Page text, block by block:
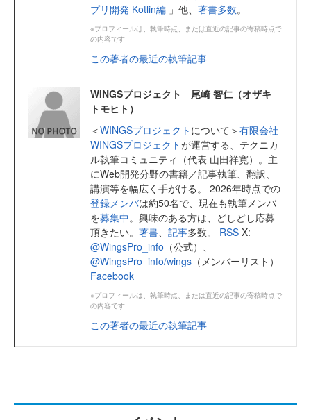
プリ開発 Kotlin編 」他、 著書多数。
※プロフィールは、執筆時点、または直近の記事の寄稿時点で
の内容です
この著者の最近の執筆記事
WINGSプロジェクト 尾崎 智仁（オザキ
トモヒト）
＜WINGSプロジェクト について＞有限会社
WINGSプロジェクトが運営する、テクニカ
ル執筆コミュニティ（代表 山田祥寛）。主
にWeb開発分野の書籍／記事執筆、翻訳、
講演等を幅広く手がける。 2026年時点での
登録メンバは約50名で、現在も執筆メンバ
を募集中。興味のある方は、どしどし応募
頂きたい。 著書 記事多数。 RSS X:
@WingsPro_info （公式）、
@WingsPro_info/wings （メンバーリスト）
Facebook
※プロフィールは、執筆時点、または直近の記事の寄稿時点で
の内容です
この著者の最近の執筆記事